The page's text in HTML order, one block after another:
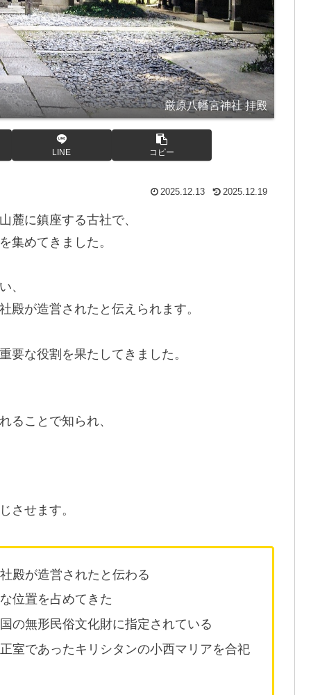
厳原八幡宮神社 拝殿
LINE コピー
2025.12.13 2025.12.19
麓に鎮座する古社で、
集めてきました。
、
殿が造営されたと伝えられます。
要な役割を果たしてきました。
ることで知られ、
させます。
殿が造営されたと伝わる
位置を占めてきた
の無形民俗文化財に指定されている
室であったキリシタンの小西マリアを合祀